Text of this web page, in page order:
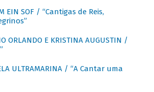
EIN SOF / “Cantigas de Reis,
ORLANDO E KRISTINA AUGUSTIN /
ULTRAMARINA / “A Cantar uma